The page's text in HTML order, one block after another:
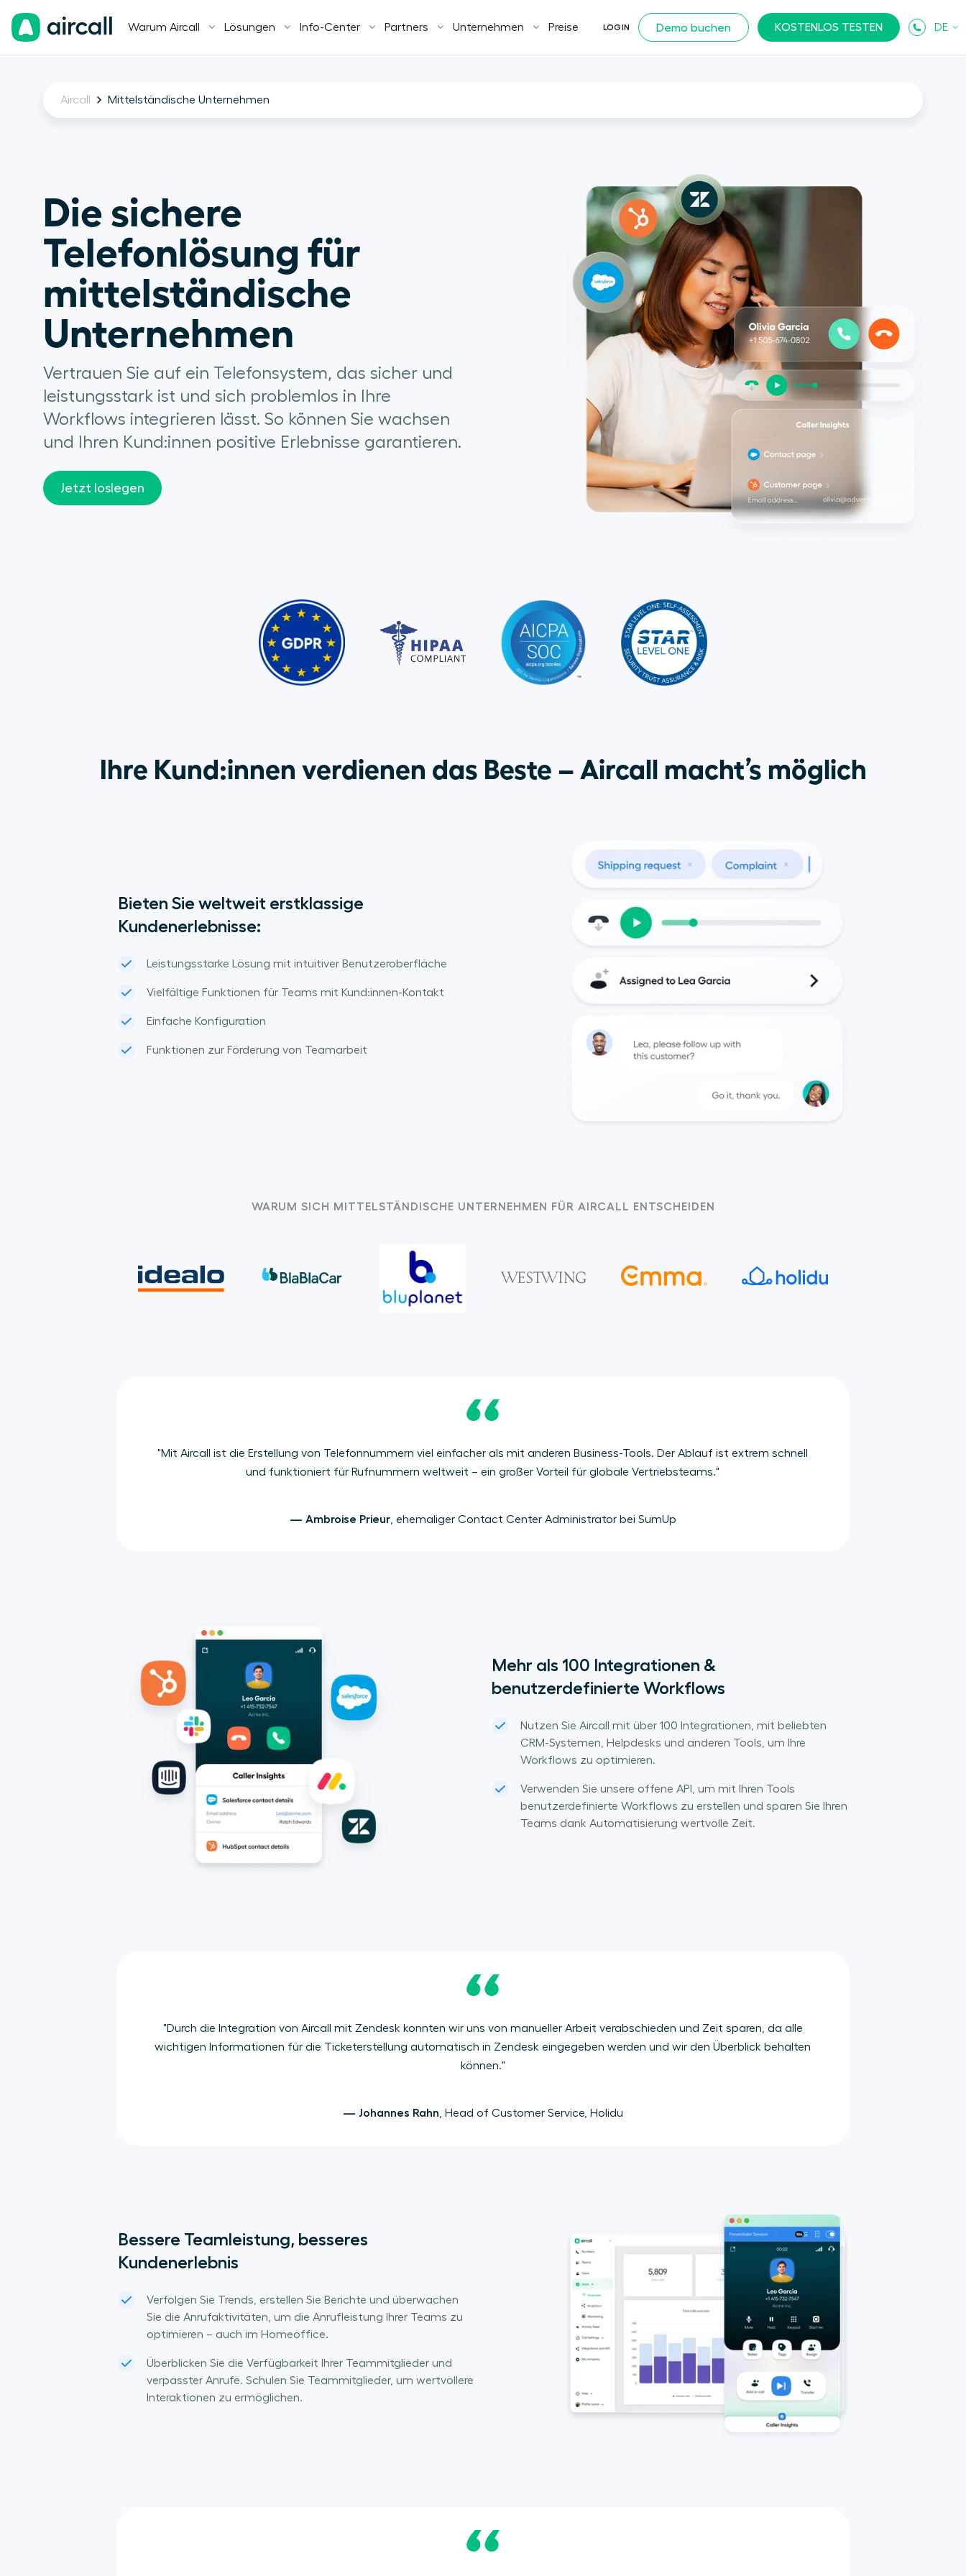
Warum Aircall Lösungen Info-Center Partners Unternehmen Preise LOGIN Demo buchen KOSTENLOS TESTEN DE
Aircall Mittelständische Unternehmen
Die sichere
Telefonlösung für
mittelständische
Unternehmen
Vertrauen Sie auf ein Telefonsystem, das sicher und
leistungsstark ist und sich problemlos in Ihre
Workflows integrieren lässt. So können Sie wachsen
und Ihren Kund:innen positive Erlebnisse garantieren.
Jetzt loslegen
Ihre Kund:innen verdienen das Beste – Aircall macht’s möglich
Bieten Sie weltweit erstklassige
Kundenerlebnisse:
Leistungsstarke Lösung mit intuitiver Benutzeroberfläche
Vielfältige Funktionen für Teams mit Kund:innen-Kontakt
Einfache Konfiguration
Funktionen zur Förderung von Teamarbeit
WARUM SICH MITTELSTÄNDISCHE UNTERNEHMEN FÜR AIRCALL ENTSCHEIDEN
"Mit Aircall ist die Erstellung von Telefonnummern viel einfacher als mit anderen Business-Tools. Der Ablauf ist extrem schnell
und funktioniert für Rufnummern weltweit – ein großer Vorteil für globale Vertriebsteams."
— Ambroise Prieur, ehemaliger Contact Center Administrator bei SumUp
Mehr als 100 Integrationen &
benutzerdefinierte Workflows
Nutzen Sie Aircall mit über 100 Integrationen, mit beliebten
CRM-Systemen, Helpdesks und anderen Tools, um Ihre
Workflows zu optimieren.
Verwenden Sie unsere offene API, um mit Ihren Tools
benutzerdefinierte Workflows zu erstellen und sparen Sie Ihren
Teams dank Automatisierung wertvolle Zeit.
"Durch die Integration von Aircall mit Zendesk konnten wir uns von manueller Arbeit verabschieden und Zeit sparen, da alle
wichtigen Informationen für die Ticketerstellung automatisch in Zendesk eingegeben werden und wir den Überblick behalten
können."
— Johannes Rahn , Head of Customer Service, Holidu
Bessere Teamleistung, besseres
Kundenerlebnis
Verfolgen Sie Trends, erstellen Sie Berichte und überwachen
Sie die Anrufaktivitäten, um die Anrufleistung Ihrer Teams zu
optimieren – auch im Homeoffice.
Überblicken Sie die Verfügbarkeit Ihrer Teammitglieder und
verpasster Anrufe. Schulen Sie Teammitglieder, um wertvollere
Interaktionen zu ermöglichen.